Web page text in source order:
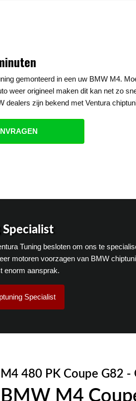
gemonteerd in een uw BMW M4.
weer origineel maken dit kan net zo
dealers zijn bekend met Ventura
Tuning besloten om ons te
motoren voorzagen van BMW
enorm aansprak.
Specialist
480 PK Coupe G82 -
M4